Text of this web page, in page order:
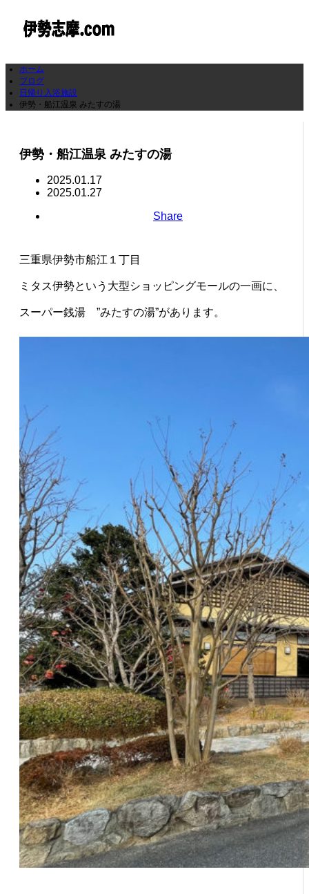
ホーム
ブログ
日帰り入浴施設
伊勢・船江温泉 みたすの湯
伊勢・船江温泉 みたすの湯
2025.01.17
2025.01.27
Share
三重県伊勢市船江１丁目
ミタス伊勢という大型ショッピングモールの一画に、
スーパー銭湯 ”みたすの湯”があります。